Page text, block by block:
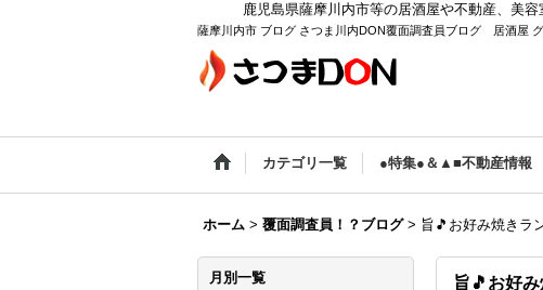
鹿児島県薩摩川内市等の居酒屋や不動産、美
薩摩川内市 ブログ さつま川内DON覆面調査員ブログ 居酒屋
カテゴリ一覧 ●特集●＆▲■不動産情報
ホーム > 覆面調査員！？ブログ > 旨🎵お好み焼きラ
月別一覧 旨🎵お好